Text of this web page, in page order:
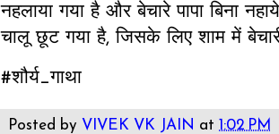
नहलाया गया है और बेचारे पापा बिना
चालू छूट गया है, जिसके लिए शाम में
#शौर्य_गाथा
Posted by VIVEK VK JAIN at1:02 PM